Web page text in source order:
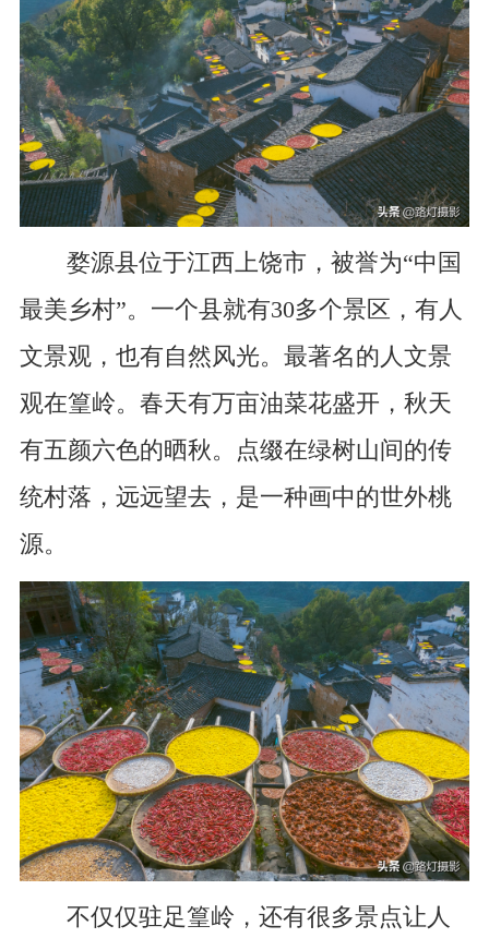
婺源县位于江西上饶市，被誉为“中国
最美乡村”。一个县就有30多个景区，有人
文景观，也有自然风光。最著名的人文景
观在篁岭。春天有万亩油菜花盛开，秋天
有五颜六色的晒秋。点缀在绿树山间的传
统村落，远远望去，是一种画中的世外桃
源。
不仅仅驻足篁岭，还有很多景点让人